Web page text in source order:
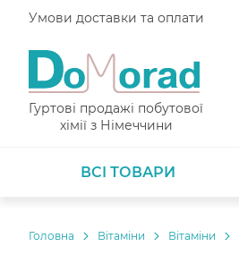
Умови доставки та оплати
Гуртові продажі побутової
хімії з Німеччини
ВСІ ТОВАРИ
Головнa Вітаміни Вітаміни